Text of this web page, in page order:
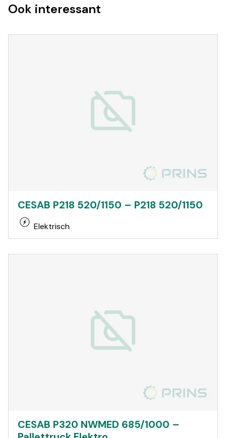
Ook interessant
CESAB P218 520/1150 – P218 520/1150
Elektrisch
CESAB P320 NWMED 685/1000 –